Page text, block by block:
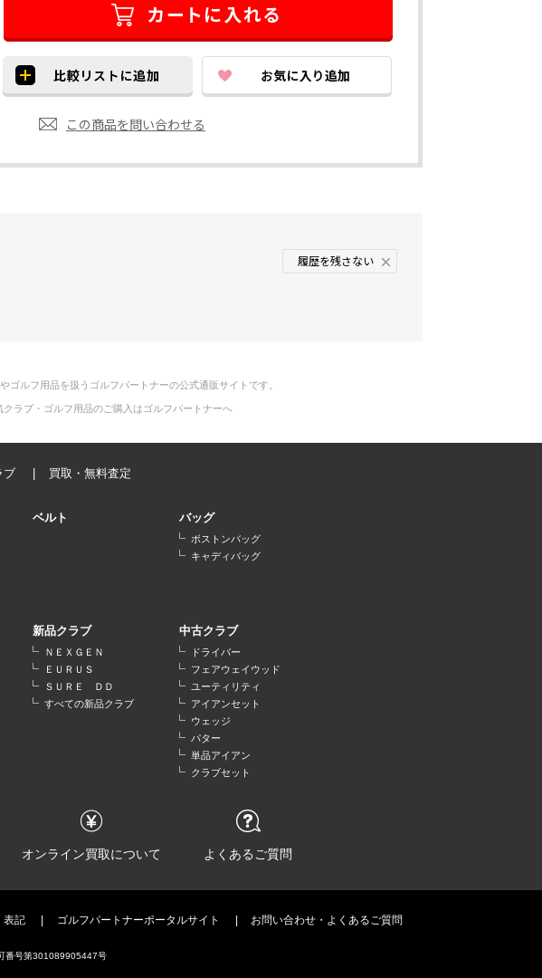
この商品を問い合わせる
履歴を残さない
ルフ用品を扱うゴルフパートナーの公式通販サイトです。
ラブ・ゴルフ用品のご購入はゴルフパートナーへ
ブ 買取・無料査定
ベルト バッグ
ボストンバッグ
キャディバッグ
新品クラブ
ＮＥＸＧＥＮ
ＥＵＲＵＳ
ＳＵＲＥ ＤＤ
すべての新品クラブ
中古クラブ
ドライバー
フェアウェイウッド
ユーティリティ
アイアンセット
ウェッジ
パター
単品アイアン
クラブセット
オンライン買取について よくあるご質問
表記 ゴルフパートナーポータルサイト お問い合わせ・よくあるご質問
番号第301089905447号